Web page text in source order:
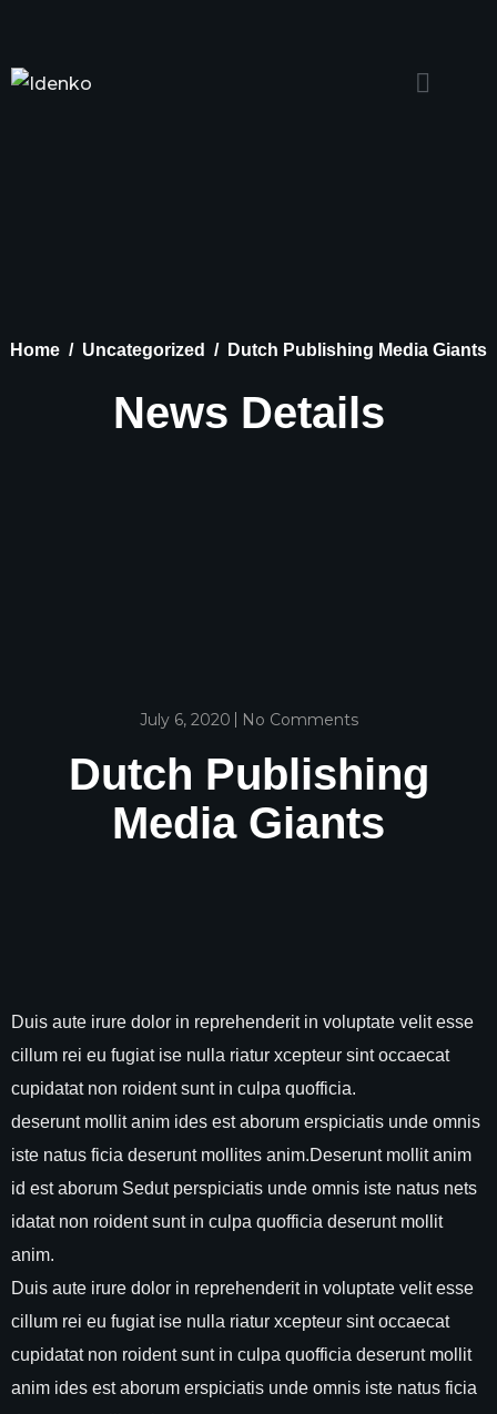
Home Uncategorized Dutch Publishing Media Giants
News Details
July 6, 2020 No Comments
Dutch Publishing
Media Giants
Duis aute irure dolor in reprehenderit in voluptate velit esse
cillum rei eu fugiat ise nulla riatur xcepteur sint occaecat
cupidatat non roident sunt in culpa quofficia.
deserunt mollit anim ides est aborum erspiciatis unde omnis
iste natus ficia deserunt mollites anim.Deserunt mollit anim
id est aborum Sedut perspiciatis unde omnis iste natus nets
idatat non roident sunt in culpa quofficia deserunt mollit
anim.
Duis aute irure dolor in reprehenderit in voluptate velit esse
cillum rei eu fugiat ise nulla riatur xcepteur sint occaecat
cupidatat non roident sunt in culpa quofficia deserunt mollit
anim ides est aborum erspiciatis unde omnis iste natus ficia